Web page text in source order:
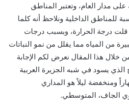
مدار العام، وتعتبر المناطق
للمناطق الداخلية ونلاحظ أنه كلما
قلت درجة الحرارة، وبسبب درجات
من المياه مما يقلل من نمو النباتات
خلال هذا المقال نعرض لكم الإجابة
الذي يسود في شبه الجزيرة العربية
ومنخفضة ليلاً هو المداري
الجاف، المتوسطي.